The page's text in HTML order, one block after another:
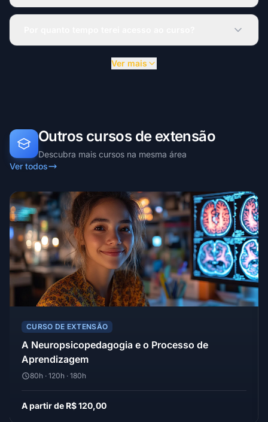
Ver mais
Outros cursos de extensão
Descubra mais cursos na mesma área
Ver todos
CURSO DE EXTENSÃO
A Neuropsicopedagogia e o Processo de
Aprendizagem
80h · 120h · 180h
A partir de R$ 120,00